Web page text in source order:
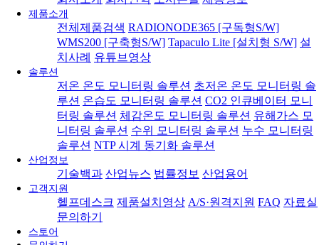
반도…
2024-01-23[와이즈맥스 뉴스] 신테카바이오 신약개발 생성형
2024-01-22[와이즈맥스 뉴스] 시흥시, 제32기 민간환경감시원
2024-01-22[와이즈맥스 뉴스] CJ대한통운 JW중외제약 물류
2024-01-18[와이즈맥스 뉴스] 인천시, 신재생에너지 보급에
2024-01-17[와이즈맥스 뉴스] '반도체 생명수' 초순수 국산화,
2024-01-17 [와이즈맥스 뉴스] 바이오노트 '혈전 스크리닝 위한
2024-01-15[와이즈맥스 뉴스] 통영시, '한국교육도시 통영 비
2024-01-15[와이즈맥스 뉴스] 한진, 대전 스마트 메가 허브 터
2024-01-11[와이즈맥스 뉴스] 인천 중구, 올해 21억 들여 신
2024-01-10[와이즈맥스 뉴스] 유니컨 국내 가전기업에 무선전
2024-01-10[와이즈맥스 뉴스] 윤성에프앤씨, 대웅바이오에 믹
싱 설…
2024-01-09
2024-01-09[와이즈맥스 뉴스] 서울성모병원 수술재료 공급 위
한 '…2024-01-09
2024-01-08[와이즈맥스 뉴스] 전주시, 올해 화석연료 대체 신
2024-01-08[와이즈맥스 뉴스] 충북대, 전문인력 양성 기반 '반
도…2024-01-05
제품소개
전체제품검색 RADIONODE365 [구독형S/W]
WMS200 [구축형S/W] Tapaculo Lite [설치형 S/W] 설
치사례 유튜브영상
솔루션
저온 온도 모니터링 솔루션 초저온 온도 모니터링 솔
루션 온습도 모니터링 솔루션 CO2 인큐베이터 모니
터링 솔루션 체감온도 모니터링 솔루션 유해가스 모
니터링 솔루션 수위 모니터링 솔루션 누수 모니터링
솔루션 NTP 시계 동기화 솔루션
산업정보
기술백과 산업뉴스 법률정보 산업용어
고객지원
헬프데스크 제품설치영상 A/S·원격지원 FAQ 자료실
문의하기
스토어